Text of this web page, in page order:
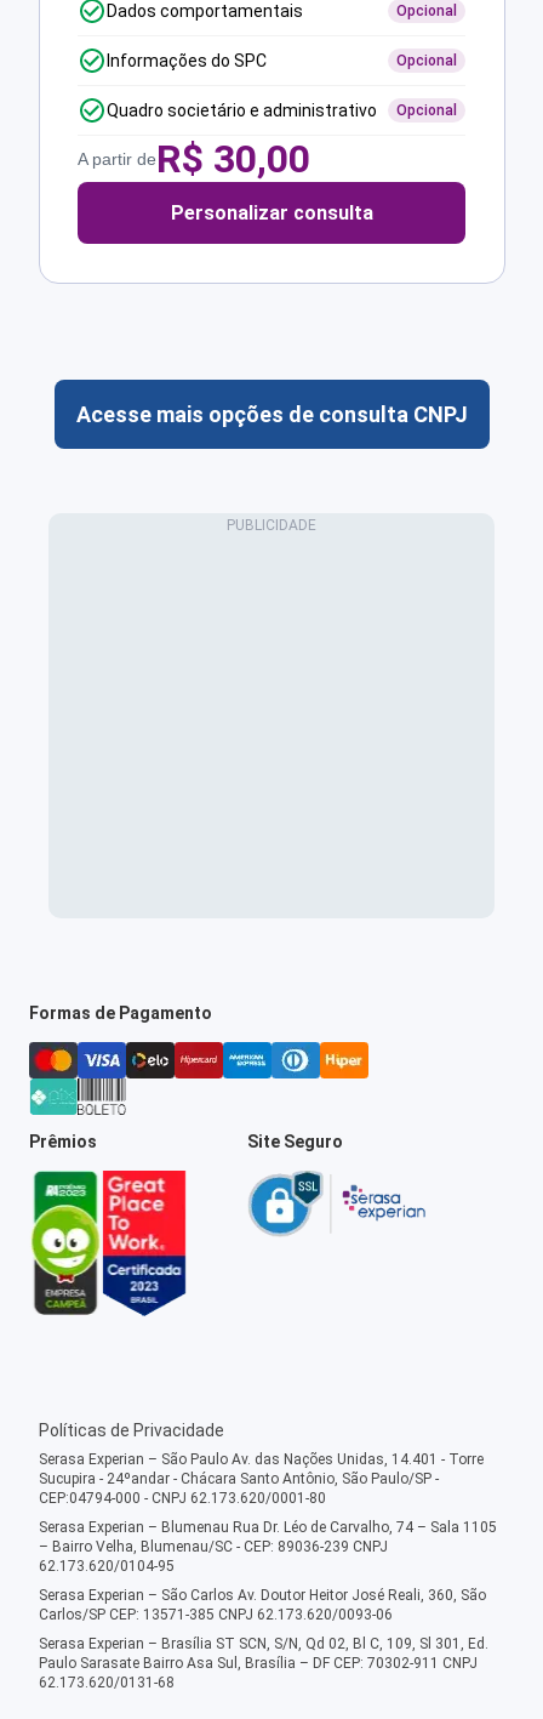
Dados comportamentais Opcional
Informações do SPC Opcional
Quadro societário e administrativo Opcional
A partir deR$ 30,00
Personalizar consulta
Acesse mais opções de consulta CNPJ
Formas de Pagamento
Prêmios Site Seguro
Políticas de Privacidade
Serasa Experian – São Paulo Av. das Nações Unidas, 14.401 - Torre
Sucupira - 24ºandar - Chácara Santo Antônio, São Paulo/SP -
CEP:04794-000 - CNPJ 62.173.620/0001-80
Serasa Experian – Blumenau Rua Dr. Léo de Carvalho, 74 – Sala 1105
– Bairro Velha, Blumenau/SC - CEP: 89036-239 CNPJ
62.173.620/0104-95
Serasa Experian – São Carlos Av. Doutor Heitor José Reali, 360, São
Carlos/SP CEP: 13571-385 CNPJ 62.173.620/0093-06
Serasa Experian – Brasília ST SCN, S/N, Qd 02, Bl C, 109, Sl 301, Ed.
Paulo Sarasate Bairro Asa Sul, Brasília – DF CEP: 70302-911 CNPJ
62.173.620/0131-68